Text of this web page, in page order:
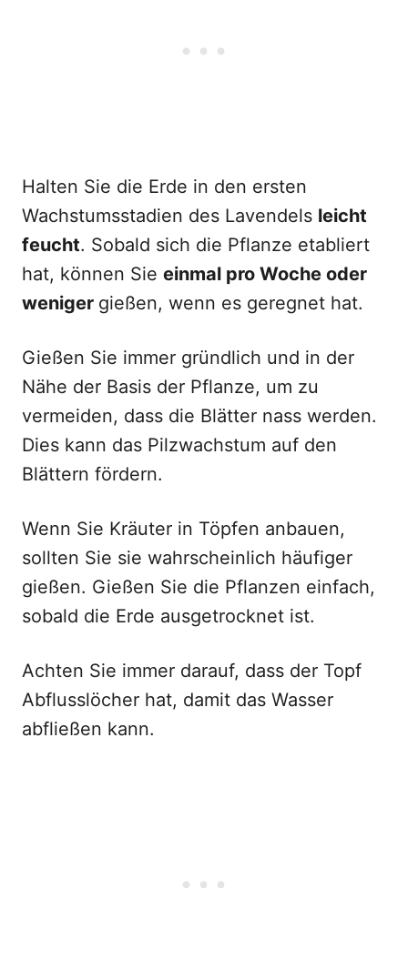
Halten Sie die Erde in den ersten
Wachstumsstadien des Lavendels leicht
feucht. Sobald sich die Pflanze etabliert
hat, können Sie einmal pro Woche oder
weniger gießen, wenn es geregnet hat.
Gießen Sie immer gründlich und in der
Nähe der Basis der Pflanze, um zu
vermeiden, dass die Blätter nass werden.
Dies kann das Pilzwachstum auf den
Blättern fördern.
Wenn Sie Kräuter in Töpfen anbauen,
sollten Sie sie wahrscheinlich häufiger
gießen. Gießen Sie die Pflanzen einfach,
sobald die Erde ausgetrocknet ist.
Achten Sie immer darauf, dass der Topf
Abflusslöcher hat, damit das Wasser
abfließen kann.